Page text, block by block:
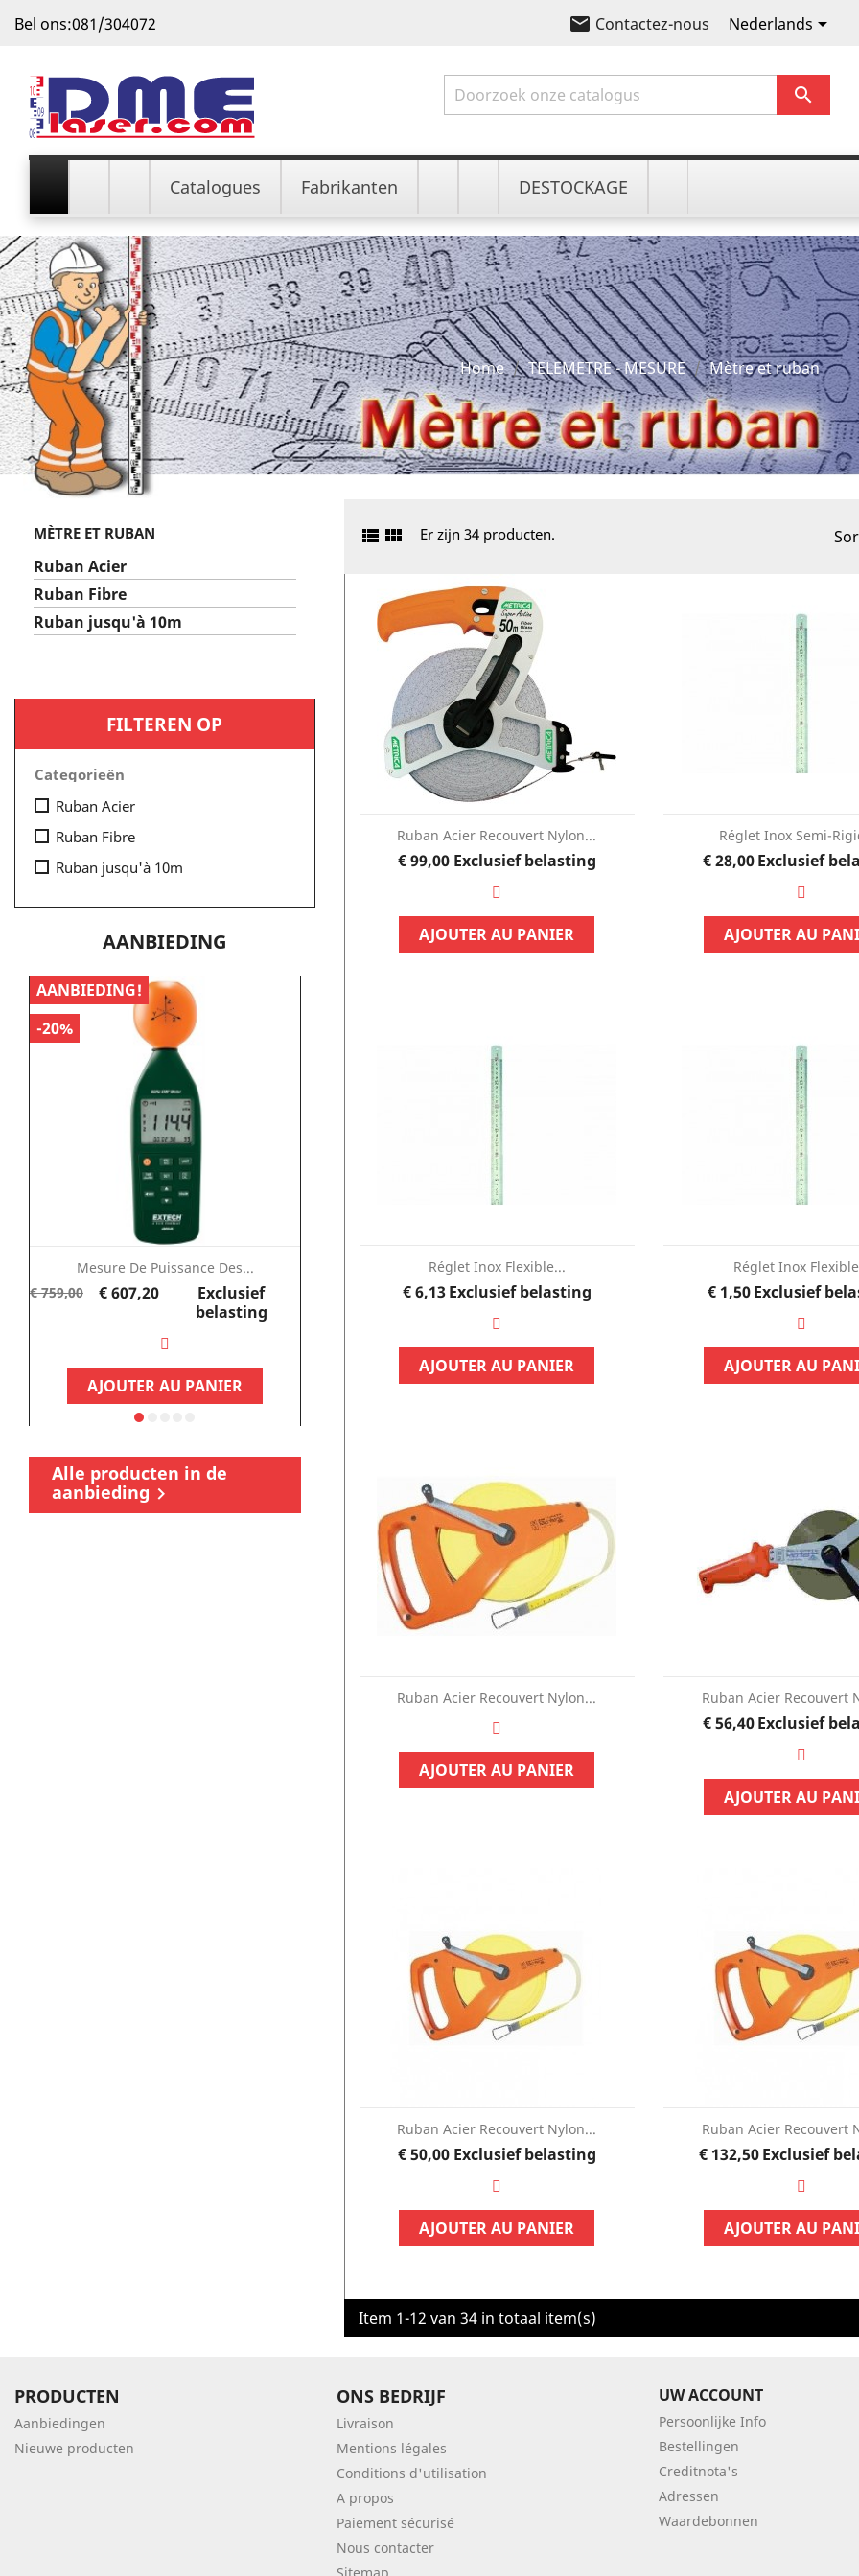
Bel ons:081/304072 email Contactez-nous Nederlands

Catalogues Fabrikanten DESTOCKAGE
Home TELEMETRE - MESURE Mètre et ruban
MÈTRE ET RUBAN
Ruban Acier
Ruban Fibre
Ruban jusqu'à 10m
FILTEREN OP
Categorieën
Ruban Acier
Ruban Fibre
Ruban jusqu'à 10m
AANBIEDING
Mesure De Puissance Des...
Normale
prijs
€ 759,00 € 607,20
Exclusief
belasting
AJOUTER AU PANIER
AANBIEDING!
-20%
Out
Normale
Prijs
€ 337,46
Exclusief
AJOUTER AU PANIER
FLIR TG267 Spot Thermal...
Normale
€ 399,00 Prijs
€ 299,00
Exclusief
AJOUTER AU PANIER
Alle producten in de
aanbieding 
  Er zijn 34 producten.
Ruban Acier Recouvert Nylon...
Prijs
€ 99,00 Exclusief belasting
AJOUTER AU PANIER
Réglet Inox Semi-
Prijs
€ 28,00Exclusief
AJOUTER AU
Réglet Inox Flexible...
Prijs
€ 6,13Exclusief belasting
AJOUTER AU PANIER
Réglet Inox
Prijs
€ 1,50Exclusief
AJOUTER AU
Ruban Acier Recouvert Nylon...
AJOUTER AU PANIER
Ruban Acier Recouvert
Prijs
€ 56,40Exclusief
AJOUTER AU
Ruban Acier Recouvert Nylon...
Prijs
€ 50,00 Exclusief belasting
AJOUTER AU PANIER
Ruban Acier Recouvert
Prijs
€ 132,50Exclusief
AJOUTER AU
Item 1-12 van 34 in totaal item(s)
PRODUCTEN
Aanbiedingen
Nieuwe producten
ONS BEDRIJF
Livraison
Mentions légales
Conditions d'utilisation
A propos
Paiement sécurisé
Nous contacter
UW ACCOUNT
Persoonlijke Info
Bestellingen
Creditnota's
Adressen
Waardebonnen